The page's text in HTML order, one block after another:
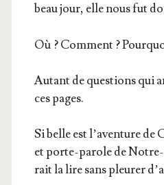
beau jour, elle nous fut
Où ? Com­ment ?
Autant de ques­tions qui
ces pages.
Si belle est l’a­ven­ture
et porte-parole de
rait la lire sans pleu­rer